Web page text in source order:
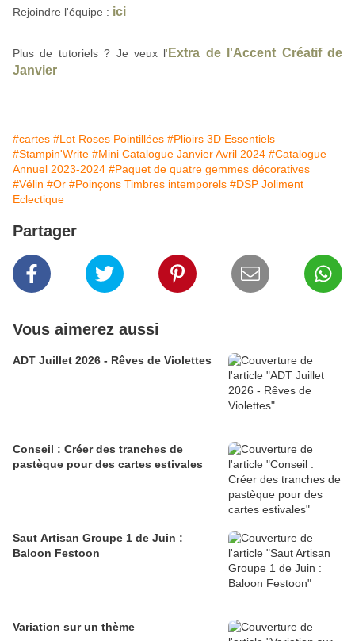
Rejoindre l'équipe : ici
Plus de tutoriels ? Je veux l' Extra de l'Accent Créatif de
Janvier
#cartes #Lot Roses Pointillées #Plioirs 3D Essentiels
#Stampin'Write #Mini Catalogue Janvier Avril 2024 #Catalogue
Annuel 2023-2024 #Paquet de quatre gemmes décoratives
#Vélin #Or #Poinçons Timbres intemporels #DSP Joliment
Eclectique
Partager
Vous aimerez aussi
ADT Juillet 2026 - Rêves de Violettes
Conseil : Créer des tranches de
pastèque pour des cartes estivales
Saut Artisan Groupe 1 de Juin :
Baloon Festoon
Variation sur un thème